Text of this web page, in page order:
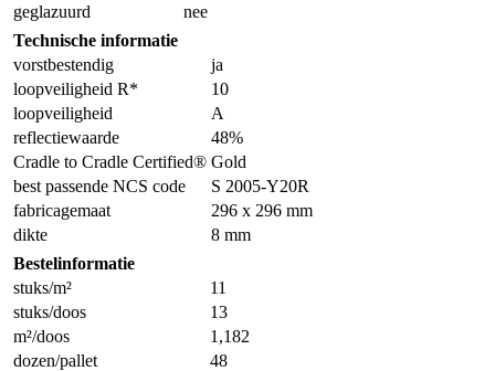
geglazuurd
nee
Technische informatie
vorstbestendig
ja
loopveiligheid R*
10
loopveiligheid
A
reflectiewaarde
48%
Cradle to Cradle Certified® Gold
best passende NCS code
S 2005-Y20R
fabricagemaat
296 x 296 mm
dikte
8 mm
Bestelinformatie
stuks/m²
11
stuks/doos
13
m²/doos
1,182
dozen/pallet
48